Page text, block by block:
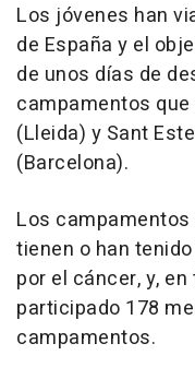
Los jóvenes han
de España y el
de unos días de
campamentos
(Lleida) y Sant
(Barcelona).
Los
tienen o han
por el cáncer, y,
participado 178
campamentos.